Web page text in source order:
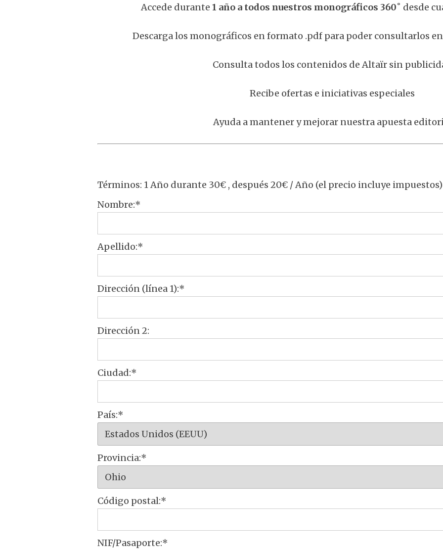
Accede durante 1 año a todos nuestros monográficos 360˚ desde
Descarga los monográficos en formato .pdf para poder consultarlos
Consulta todos los contenidos de Altaïr sin
Recibe ofertas e iniciativas especiales
Ayuda a mantener y mejorar nuestra apuesta
Términos: 1 Año durante 30€ , después 20€ / Año (el precio incluye impuestos)
Nombre:*
Apellido:*
Dirección (línea 1):*
Dirección 2:
Ciudad:*
País:*
Provincia:*
Código postal:*
NIF/Pasaporte:*